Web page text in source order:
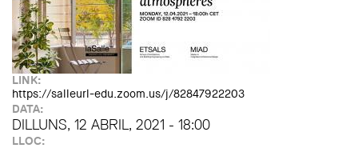
LINK:
https://salleurl-edu.zoom.us/j/82847922203
DATA:
DILLUNS, 12 ABRIL, 2021 - 18:00
LLOC: